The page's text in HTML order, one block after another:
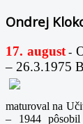
Ondrej
17. august-
– 26.3.1975
maturoval na
– 1944